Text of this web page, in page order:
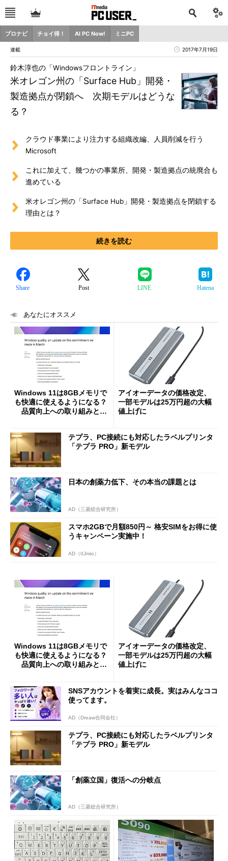
プロナビ チョイ得！ AI PC Now! ミニPC
連載 2017年7月19日
米オレゴン州の「Surface Hub」開発・
製造拠点が閉鎖へ 次期モデルはどうな
る？
鈴木淳也の「Windowsフロントライン」
クラウド事業により注力する組織改編、人員削減を行う
Microsoft
これに加えて、幾つかの事業所、開発・製造拠点の統廃合も
進めている
米オレゴン州の「Surface Hub」開発・製造拠点を閉鎖する
理由とは？
続きを読む
Share Post LINE Hatena
あなたにオススメ
Windows 11は8GBメモリで
も快適に使えるようになる？
品質向上への取り組みと
アイオーデータの価格改定、
一部モデルは25万円超の大幅
値上げに
テプラ、PC接続にも対応したラベルプリンタ
「テプラ PRO」新モデル
日本の創薬力低下、その本当の課題とは
AD（三菱総合研究所）
スマホ2GBで月額850円～ 格安SIMをお得に使
うキャンペーン実施中！
AD（IIJmio）
Windows 11は8GBメモリで
も快適に使えるようになる？
品質向上への取り組みと
アイオーデータの価格改定、
一部モデルは25万円超の大幅
値上げに
SNSアカウントを着実に成長。実はみんなココ
使ってます。
AD（Dreaw合同会社）
テプラ、PC接続にも対応したラベルプリンタ
「テプラ PRO」新モデル
「創薬立国」復活への分岐点
AD（三菱総合研究所）